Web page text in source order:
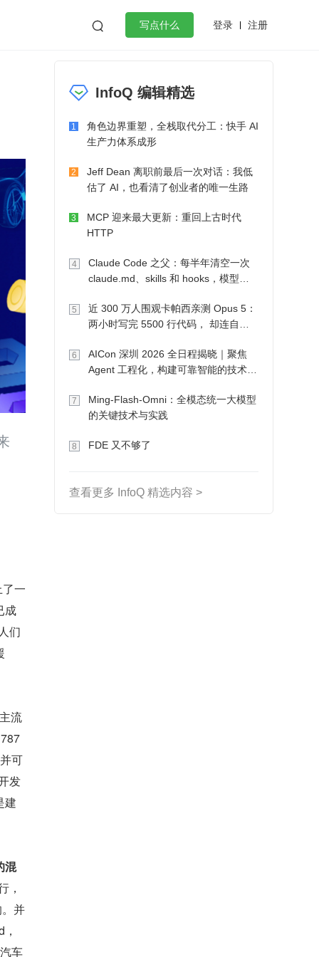
 写点什么 登录 注册
微服务架构 flutter
一
成
们
流
可
发
建
混
，
并
车
InfoQ 编辑精选
1
角色边界重塑，全栈取代分工：快手 AI
生产力体系成形
2
Jeff Dean 离职前最后一次对话：我低
估了 AI，也看清了创业者的唯一生路
3
MCP 迎来最大更新：重回上古时代
HTTP
4
Claude Code 之父：每半年清空一次
claude.md、skills 和 hooks，模型自
5
近 300 万人围观卡帕西亲测 Opus 5：
两小时写完 5500 行代码， 却连自己
6
AICon 深圳 2026 全日程揭晓｜聚焦
Agent 工程化，构建可靠智能的技术路
7
Ming-Flash-Omni：全模态统一大模型
的关键技术与实践
8 FDE 又不够了
查看更多 InfoQ 精选内容 >